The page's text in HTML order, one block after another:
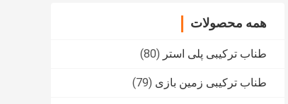
همه محصولات
طناب ترکیبی پلی استر (80)
طناب ترکیبی زمین بازی (79)